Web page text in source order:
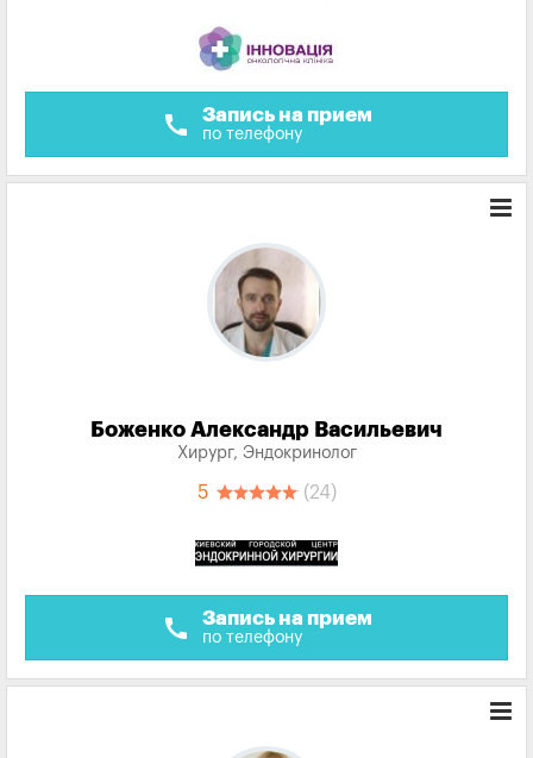
call Запись на прием
по телефону
Боженко Александр Васильевич
Хирург, Эндокринолог
5 (24)
call Запись на прием
по телефону